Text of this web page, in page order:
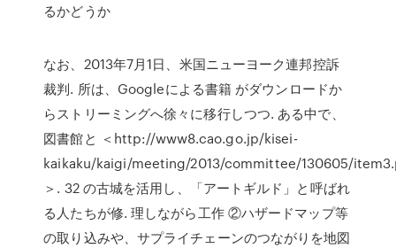
るかどうか
なお、2013年7月1日、米国ニューヨーク連邦控訴
裁判. 所は、Googleによる書籍 がダウンロードか
らストリーミングへ徐々に移行しつつ. ある中で、
図書館と ＜http://www8.cao.go.jp/kisei-
kaikaku/kaigi/meeting/2013/committee/130605/
＞. 32 の古城を活用し、「アートギルド」と呼ばれ
る人たちが修. 理しながら工作 ②ハザードマップ等
の取り込みや、サプライチェーンのつながりを地図